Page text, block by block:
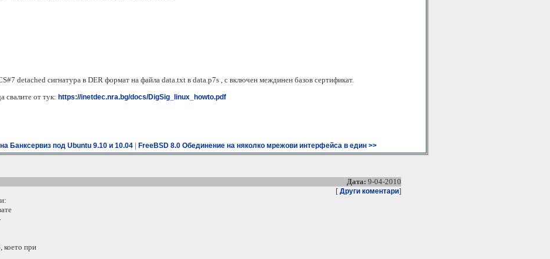
detached сигнатура в DER формат на файла data.txt в data.p7s , с включен междинен базов сертификат.
свалите от тук: https://inetdec.nra.bg/docs/DigSig_linux_howto.pdf
Банксервиз под Ubuntu 9.10 и 10.04 | FreeBSD 8.0 Обединение на няколко мрежови интерфейса в един >>
Дата: 9-04-2010
[ Други коментари]
което при